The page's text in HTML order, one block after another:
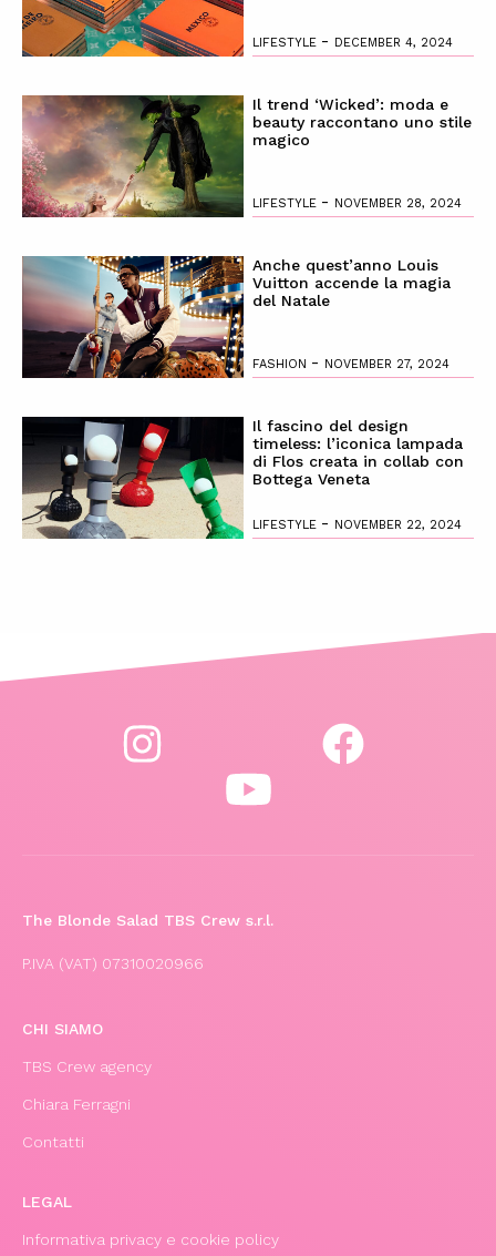
LIFESTYLE - DECEMBER 4, 2024
Il trend ‘Wicked’: moda e
beauty raccontano uno stile
magico
LIFESTYLE - NOVEMBER 28, 2024
Anche quest’anno Louis
Vuitton accende la magia
del Natale
FASHION - NOVEMBER 27, 2024
Il fascino del design
timeless: l’iconica lampada
di Flos creata in collab con
Bottega Veneta
LIFESTYLE - NOVEMBER 22, 2024
The Blonde Salad TBS Crew s.r.l.
P.IVA (VAT) 07310020966
CHI SIAMO
TBS Crew agency
Chiara Ferragni
Contatti
LEGAL
Informativa privacy e cookie policy